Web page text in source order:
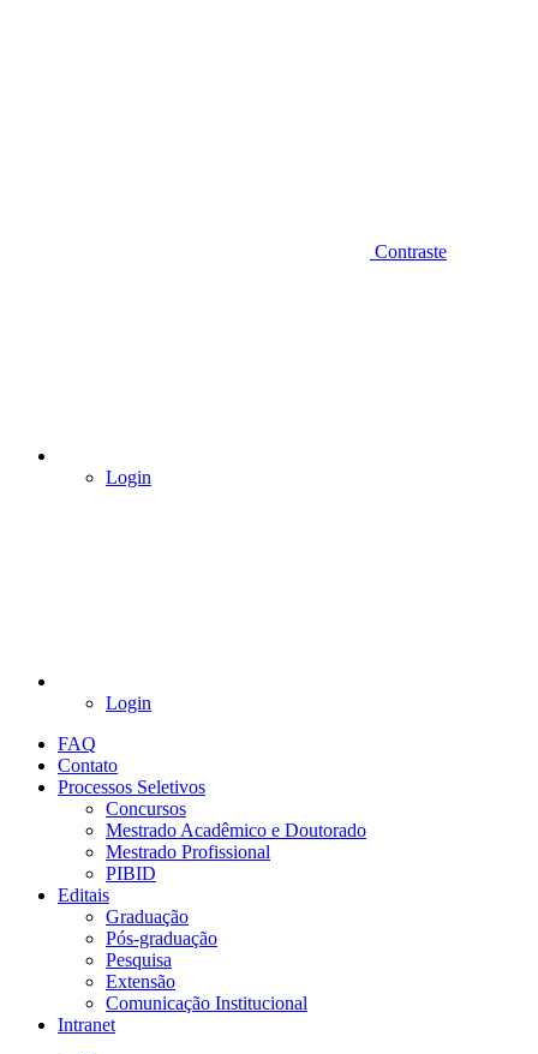
Contraste
Login
Login
FAQ
Contato
Processos Seletivos
Concursos
Mestrado Acadêmico e Doutorado
Mestrado Profissional
PIBID
Editais
Graduação
Pós-graduação
Pesquisa
Extensão
Comunicação Institucional
Intranet